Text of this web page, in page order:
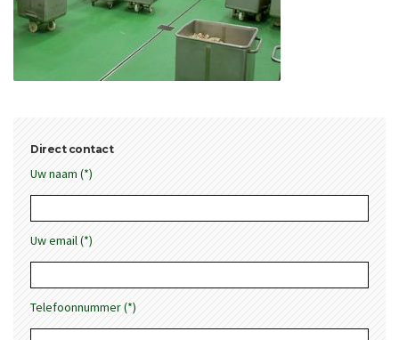
Direct contact
Uw naam (*)
Uw email (*)
Telefoonnummer (*)